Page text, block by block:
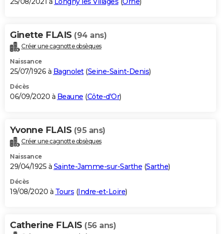
Ginette FLAIS (94 ans)
Créer une cagnotte obsèques
Naissance
25/07/1926 à Bagnolet(Seine-Saint-Denis)
Décès
06/09/2020 à Beaune (Côte-d'Or)
Yvonne FLAIS (95 ans)
Créer une cagnotte obsèques
Naissance
29/04/1925 à Sainte-Jamme-sur-Sarthe (Sarthe)
Décès
19/08/2020 à Tours (Indre-et-Loire)
Catherine FLAIS (56 ans)